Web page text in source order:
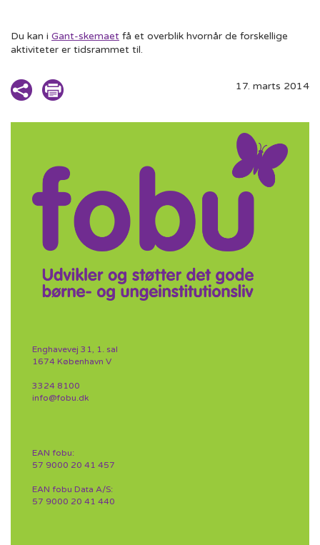
Du kan i Gant-skemaet få et overblik hvornår de forskellige
aktiviteter er tidsrammet til.
17. marts 2014
Enghavevej 31, 1. sal
1674 København V
3324 8100
info@fobu.dk
EAN fobu:
57 9000 20 41 457
EAN fobu Data A/S:
57 9000 20 41 440